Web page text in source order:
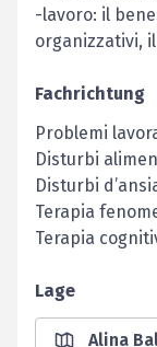
-lavoro: il
organizzativi,
Fachrichtung
Problemi
Disturbi
Disturbi
Terapia
Terapia
Lage
Alina